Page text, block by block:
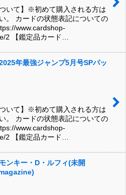
ついて】※初めて購入される方は
。 カードの状態表記についての
www.cardshop-
2 【鑑定品カード…
年最強ジャンプ5月号SPパッ
ついて】※初めて購入される方は
。 カードの状態表記についての
www.cardshop-
2 【鑑定品カード…
ンキー・D・ルフィ(未開